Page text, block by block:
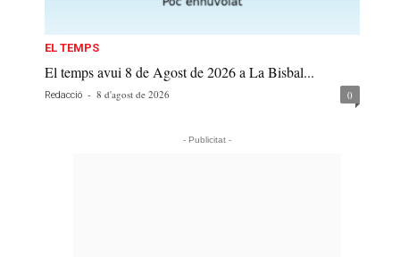
EL TEMPS
El temps avui 8 de Agost de 2026 a La Bisbal...
Redacció - 8 d'agost de 2026 0
- Publicitat -